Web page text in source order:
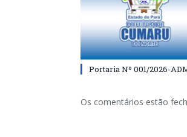
Portaria Nº 001/2026-
Os comentários estão